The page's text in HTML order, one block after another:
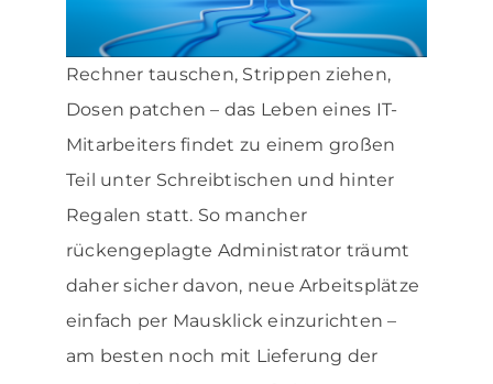
Rechner tauschen, Strippen ziehen,
Dosen patchen – das Leben eines IT-
Mitarbeiters findet zu einem großen
Teil unter Schreibtischen und hinter
Regalen statt. So mancher
rückengeplagte Administrator träumt
daher sicher davon, neue Arbeitsplätze
einfach per Mausklick einzurichten –
am besten noch mit Lieferung der